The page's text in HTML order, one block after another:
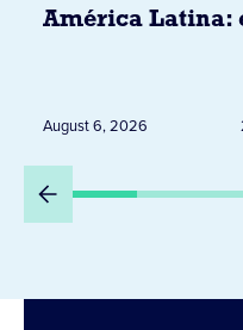
América Latina:
Peru
August 6, 2026